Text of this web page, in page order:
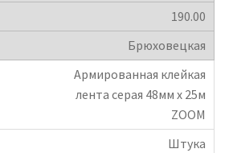
190.00
Брюховецкая
Армированная клейкая
лента серая 48мм х 25м
ZOOM
Штука